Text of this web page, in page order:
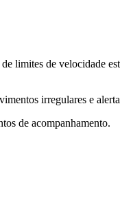
limites de velocidade
irregulares e
de acompanhamento.